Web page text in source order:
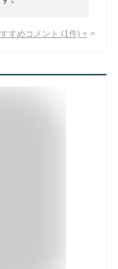
すめコメント (1 件) >